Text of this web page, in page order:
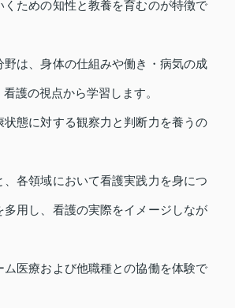
くための知性と教養を育むのが特徴で
野は、身体の仕組みや働き・病気の成
護の視点から学習します。
状態に対する観察力と判断力を養うの
、各領域において看護実践力を身につ
多用し、看護の実際をイメージしなが
ム医療および他職種との協働を体験で